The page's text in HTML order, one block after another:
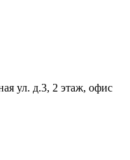
ул. д.3, 2 этаж, офис